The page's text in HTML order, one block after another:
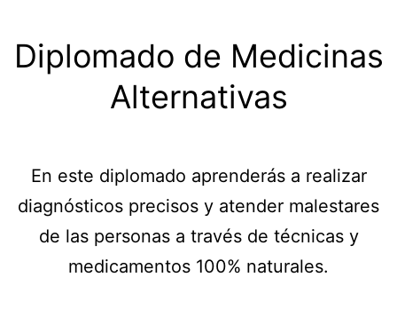
Diplomado de Medicinas
Alternativas
En este diplomado aprenderás a realizar
diagnósticos precisos y atender malestares
de las personas a través de técnicas y
medicamentos 100% naturales.